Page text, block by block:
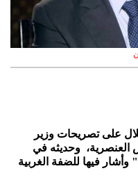
على تصريحات وزير
العنصرية، وحديثه في
فيها للضفة الغربية